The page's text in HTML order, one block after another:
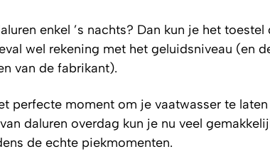
enkel ’s nachts? Dan kun je het
wel rekening met het geluidsniveau (en
van de fabrikant).
perfecte moment om je vaatwasser te
daluren overdag kun je nu veel
de echte piekmomenten.